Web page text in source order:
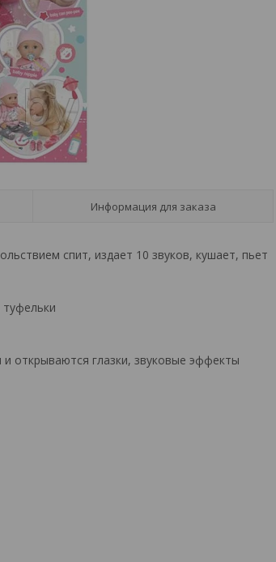
Информация для заказа
спит, издает 10 звуков, кушает, пьет
открываются глазки, звуковые эффекты